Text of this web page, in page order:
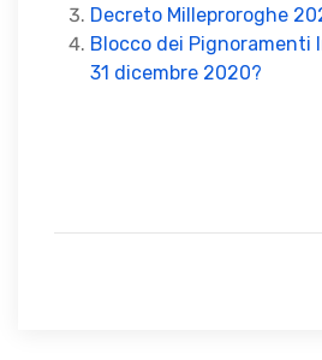
Decreto Milleproroghe
Blocco dei Pignoramenti
31 dicembre 2020?